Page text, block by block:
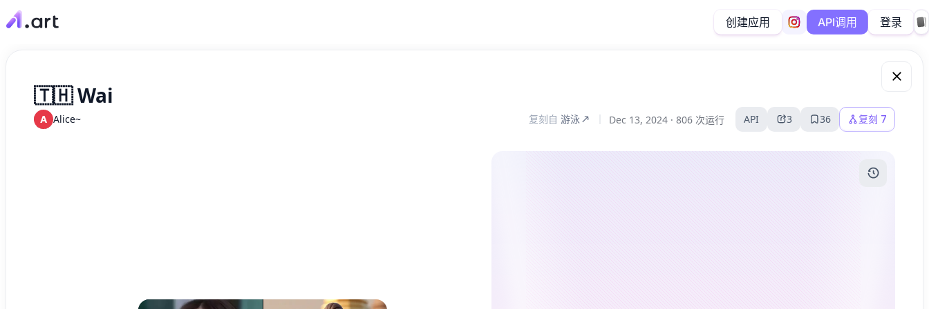
创建应用 API调用 登录
🇹🇭 Wai
A Alice~ 复刻自 游泳 Dec 13, 2024 · 806 次运行 API 3 36 复刻 7